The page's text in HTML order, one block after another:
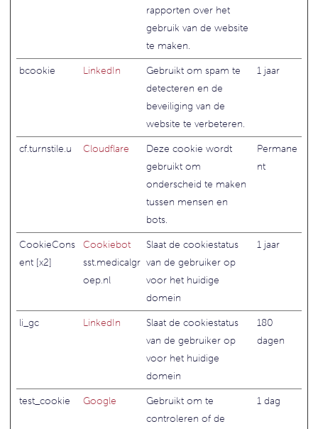
rapporten over het
gebruik van de website
te maken.
bcookie LinkedIn
Gebruikt om spam te
detecteren en de
beveiliging van de
website te verbeteren.
1 jaar
cf.turnstile.u Cloudflare
Deze cookie wordt
gebruikt om
onderscheid te maken
tussen mensen en
bots.
Permane
nt
CookieCons
ent [x2]
Cookiebot
sst.medicalgr
oep.nl
Slaat de cookiestatus
van de gebruiker op
voor het huidige
domein
1 jaar
li_gc LinkedIn
Slaat de cookiestatus
van de gebruiker op
voor het huidige
domein
180
dagen
test_cookie Google
Gebruikt om te
controleren of de
1 dag